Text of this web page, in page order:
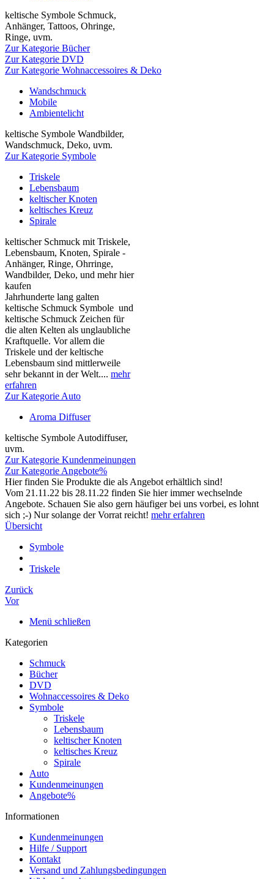
keltische Symbole Schmuck,
Anhänger, Tattoos, Ohringe,
Ringe, uvm.
Zur Kategorie Bücher
Zur Kategorie DVD
Zur Kategorie Wohnaccessoires & Deko
Wandschmuck
Mobile
Ambientelicht
keltische Symbole Wandbilder,
Wandschmuck, Deko, uvm.
Zur Kategorie Symbole
Triskele
Lebensbaum
keltischer Knoten
keltisches Kreuz
Spirale
keltischer Schmuck mit Triskele,
Lebensbaum, Knoten, Spirale -
Anhänger, Ringe, Ohrringe,
Wandbilder, Deko, und mehr hier
kaufen
Jahrhunderte lang galten
keltische Schmuck Symbole und
keltische Schmuck Zeichen für
die alten Kelten als unglaubliche
Kraftquelle. Vor allem die
Triskele und der keltische
Lebensbaum sind mittlerweile
sehr bekannt in der Welt.... mehr
erfahren
Zur Kategorie Auto
Aroma Diffuser
keltische Symbole Autodiffuser,
uvm.
Zur Kategorie Kundenmeinungen
Zur Kategorie Angebote%
Hier finden Sie Produkte die als Angebot erhältlich sind!
Vom 21.11.22 bis 28.11.22 finden Sie hier immer wechselnde
Angebote. Schauen Sie also gern häufiger bei uns vorbei, es lohnt
sich ;-) Nur solange der Vorrat reicht! mehr erfahren
Übersicht
Symbole
Triskele
Zurück
Vor
Menü schließen
Kategorien
Schmuck
Bücher
DVD
Wohnaccessoires & Deko
Symbole
Triskele
Lebensbaum
keltischer Knoten
keltisches Kreuz
Spirale
Auto
Kundenmeinungen
Angebote%
Informationen
Kundenmeinungen
Hilfe / Support
Kontakt
Versand und Zahlungsbedingungen